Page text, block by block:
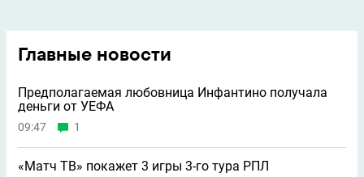
Главные новости
Предполагаемая любовница Инфантино получала
деньги от УЕФА
09:47 1
«Матч ТВ» покажет 3 игры 3-го тура РПЛ